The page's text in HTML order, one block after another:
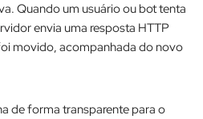
Quando um usuário ou bot tenta
envia uma resposta HTTP
movido, acompanhada do novo
de forma transparente para o